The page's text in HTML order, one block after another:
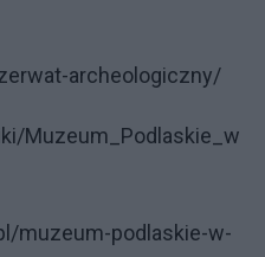
archeologiczny/
Muzeum_Podlaskie_w
muzeum-podlaskie-w-